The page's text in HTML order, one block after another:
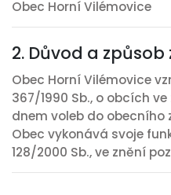
Obec Horní Vilémovice
2. Důvod a způsob
Obec Horní Vilémovice
367/1990 Sb., o obcích
dnem voleb do obecního
Obec vykonává svoje
128/2000 Sb., ve znění